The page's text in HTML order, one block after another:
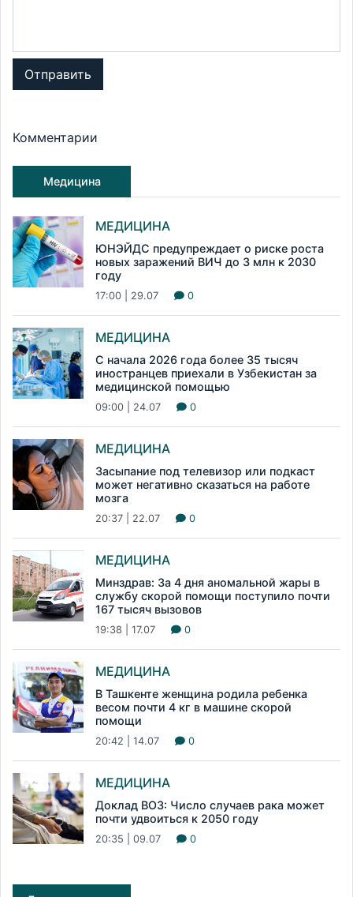
Отправить
Комментарии
Медицина
МЕДИЦИНА
ЮНЭЙДС предупреждает о риске роста
новых заражений ВИЧ до 3 млн к 2030
году
17:00 | 29.07 0
МЕДИЦИНА
С начала 2026 года более 35 тысяч
иностранцев приехали в Узбекистан за
медицинской помощью
09:00 | 24.07 0
МЕДИЦИНА
Засыпание под телевизор или подкаст
может негативно сказаться на работе
мозга
20:37 | 22.07 0
МЕДИЦИНА
Минздрав: За 4 дня аномальной жары в
службу скорой помощи поступило почти
167 тысяч вызовов
19:38 | 17.07 0
МЕДИЦИНА
В Ташкенте женщина родила ребенка
весом почти 4 кг в машине скорой
помощи
20:42 | 14.07 0
МЕДИЦИНА
Доклад ВОЗ: Число случаев рака может
почти удвоиться к 2050 году
20:35 | 09.07 0